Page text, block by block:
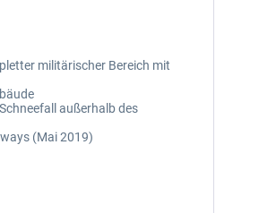
militärischer Bereich mit
außerhalb des
(Mai 2019)